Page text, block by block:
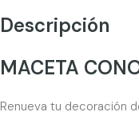
Descripción
MACETA
Renueva tu decoración